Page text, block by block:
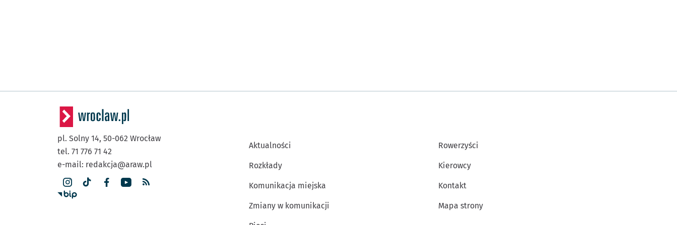
pl. Solny 14, 50-062 Wrocław
tel. 71 776 71 42
e-mail: redakcja@araw.pl
Aktualności
Rozkłady
Komunikacja miejska
Zmiany w komunikacji
Rowerzyści
Kierowcy
Kontakt
Mapa strony